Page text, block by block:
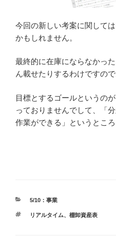
今回の新しい考案に関して
かもしれません。
最終的に在庫にならなかっ
ん載せたりするわけですので
目標とするゴールというの
っておりませんでして、「
作業ができる」というところ
カ
ゴ
5/10：事業
タ
リアルタイム、 棚卸資産表